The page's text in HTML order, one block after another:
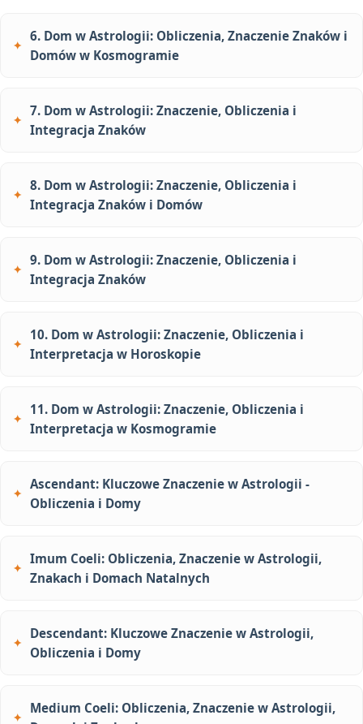
6. Dom w Astrologii: Obliczenia, Znaczenie Znaków i
Domów w Kosmogramie
7. Dom w Astrologii: Znaczenie, Obliczenia i
Integracja Znaków
8. Dom w Astrologii: Znaczenie, Obliczenia i
Integracja Znaków i Domów
9. Dom w Astrologii: Znaczenie, Obliczenia i
Integracja Znaków
10. Dom w Astrologii: Znaczenie, Obliczenia i
Interpretacja w Horoskopie
11. Dom w Astrologii: Znaczenie, Obliczenia i
Interpretacja w Kosmogramie
Ascendant: Kluczowe Znaczenie w Astrologii -
Obliczenia i Domy
Imum Coeli: Obliczenia, Znaczenie w Astrologii,
Znakach i Domach Natalnych
Descendant: Kluczowe Znaczenie w Astrologii,
Obliczenia i Domy
Medium Coeli: Obliczenia, Znaczenie w Astrologii,